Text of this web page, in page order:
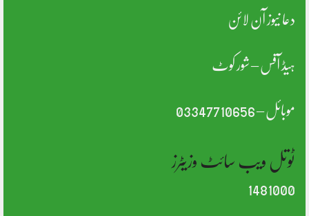
دعا نیوز آن لائن
ہیڈ آفس – شور کوٹ
موبائل – 03347710656
ٹوتل ویب سائٹ وزیٹرز
1481000